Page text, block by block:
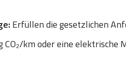
Erfüllen die gesetzlichen
CO₂/km oder eine